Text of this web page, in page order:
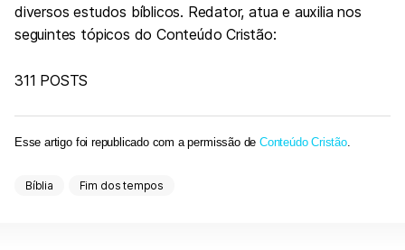
diversos estudos bíblicos. Redator, atua e auxilia nos
seguintes tópicos do Conteúdo Cristão:
311 POSTS
Esse artigo foi republicado com a permissão de Conteúdo Cristão.
Bíblia Fim dos tempos